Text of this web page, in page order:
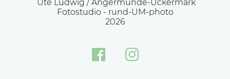
Ute Ludwig / Angermünde-Uckermark
Fotostudio - rund-UM-photo
2026